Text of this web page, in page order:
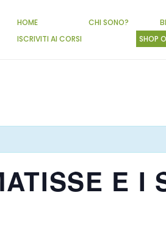
HOME CHI SONO?
ISCRIVITI AI CORSI
SHOP
E I